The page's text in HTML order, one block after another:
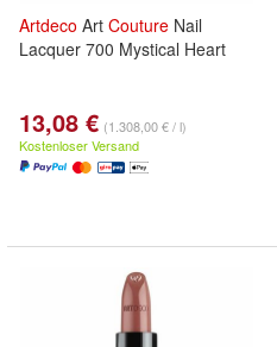
Artdeco Art Couture Nail
Lacquer 700 Mystical Heart
13,08 € (1.308,00 € / l)
Kostenloser Versand